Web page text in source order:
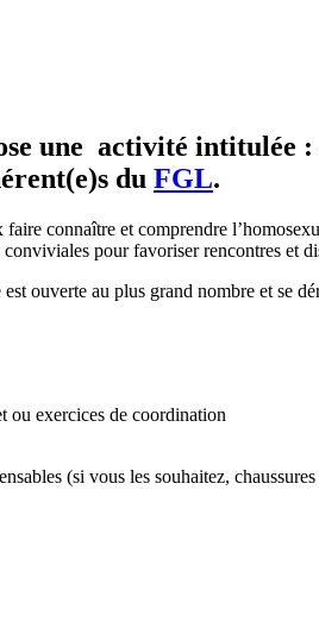
une activité intitulée
du FGL.
connaître et comprendre
pour favoriser rencontres et
ouverte au plus grand nombre et se
ou exercices de coordination
(si vous les souhaitez,